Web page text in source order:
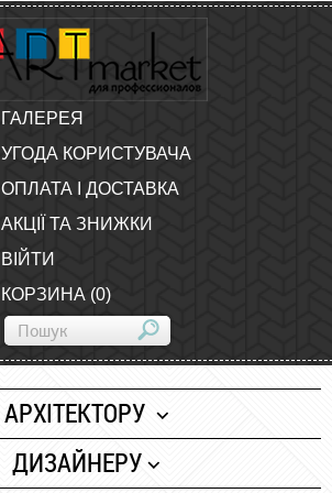
ГАЛЕРЕЯ
УГОДА КОРИСТУВАЧА
ОПЛАТА І ДОСТАВКА
АКЦІЇ ТА ЗНИЖКИ
ВІЙТИ
КОРЗИНА (0)
АРХІТЕКТОРУ
Папір
ДИЗАЙНЕРУ